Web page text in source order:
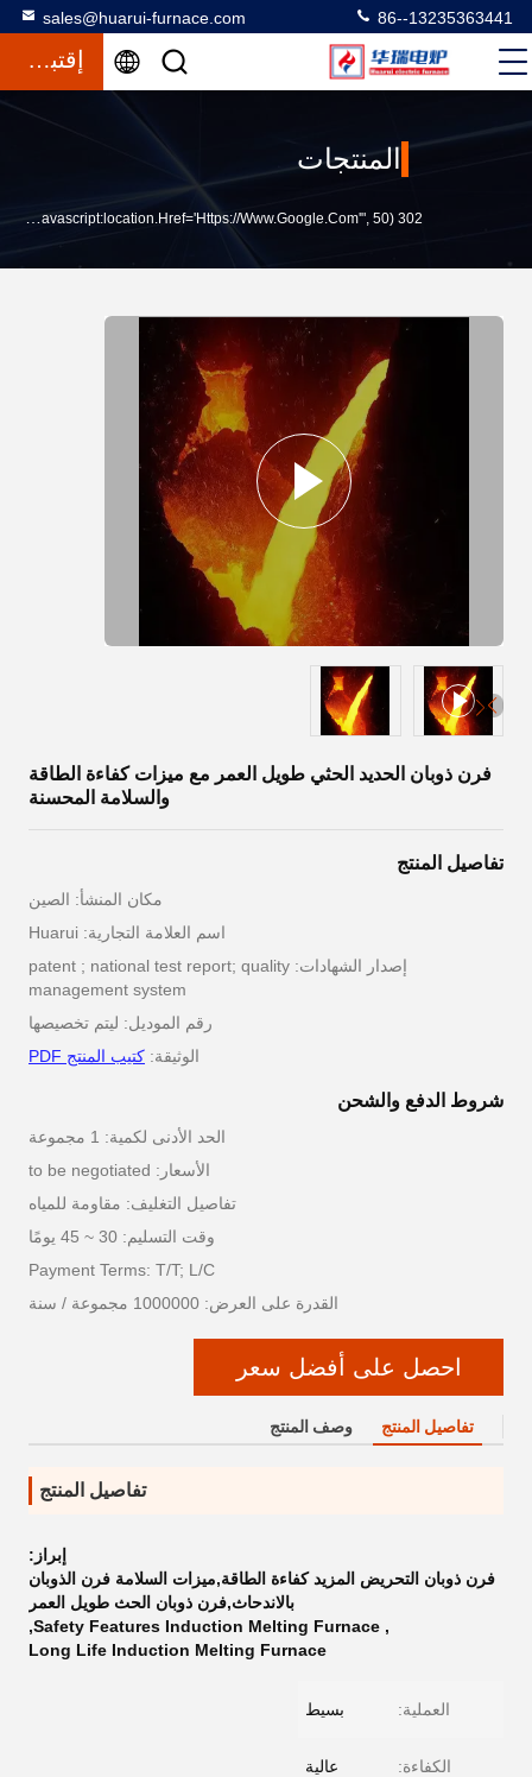
sales@huarui-furnace.com 86--13235363441
إقتباس
المنتجات
فرن ذوبان الحديد الحثي طويل العمر مع ميزات كفاءة الطاقة
والسلامة المحسنة
تفاصيل المنتج
مكان المنشأ: الصين
اسم العلامة التجارية: Huarui
إصدار الشهادات: patent ; national test report; quality
management system
رقم الموديل: ليتم تخصيصها
الوثيقة: كتيب المنتج PDF
شروط الدفع والشحن
الحد الأدنى لكمية: 1 مجموعة
الأسعار: to be negotiated
تفاصيل التغليف: مقاومة للمياه
وقت التسليم: 30 ~ 45 يومًا
Payment Terms: T/T; L/C
القدرة على العرض: 1000000 مجموعة / سنة
احصل على أفضل سعر
تفاصيل المنتج وصف المنتج
تفاصيل المنتج
إبراز:
فرن ذوبان التحريض المزيد كفاءة الطاقة,ميزات السلامة فرن الذوبان
بالاندحاث,فرن ذوبان الحث طويل العمر
,
Safety Features Induction Melting Furnace
,
Long Life Induction Melting Furnace
العملية: بسيط
الكفاءة: عالية